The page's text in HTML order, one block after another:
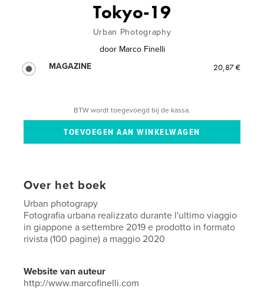
Tokyo-19
Urban Photography
door Marco Finelli
MAGAZINE
20,87 €
BTW wordt toegevoegd bij de kassa.
Over het boek
Urban photograpy
Fotografia urbana realizzato durante l'ultimo viaggio
in giappone a settembre 2019 e prodotto in formato
rivista (100 pagine) a maggio 2020
Website van auteur
http://www.marcofinelli.com